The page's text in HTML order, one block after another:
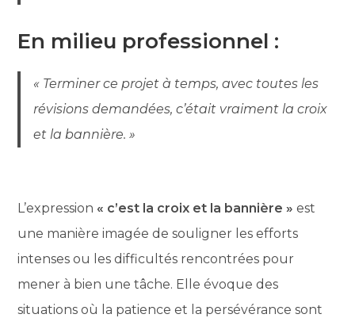
En milieu professionnel :
« Terminer ce projet à temps, avec toutes les
révisions demandées, c’était vraiment la croix
et la bannière. »
L’expression « c’est la croix et la bannière » est
une manière imagée de souligner les efforts
intenses ou les difficultés rencontrées pour
mener à bien une tâche. Elle évoque des
situations où la patience et la persévérance sont